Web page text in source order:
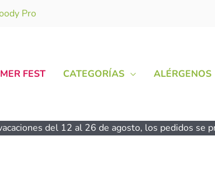
Pro
FEST CATEGORÍAS ALÉRGENOS
del 12 al 26 de agosto, los pedidos se